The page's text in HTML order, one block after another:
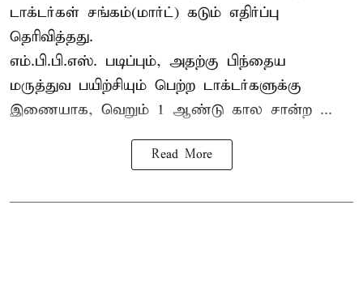
டாக்டர்கள் சங்கம்(மார்ட்) கடும் எதிர்ப்பு
தெரிவித்தது.
எம்.பி.பி.எஸ். படிப்பும், அதற்கு பிந்தைய
மருத்துவ பயிற்சியும் பெற்ற டாக்டர்களுக்கு
இணையாக, வெறும் 1 ஆண்டு கால சான்ற ...
Read More